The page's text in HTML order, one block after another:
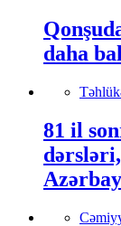
daha
81 il